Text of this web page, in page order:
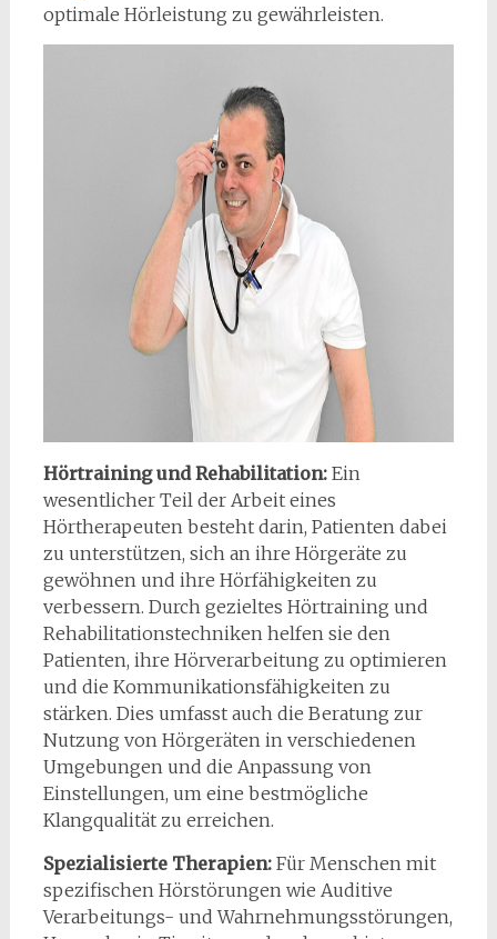
optimale Hörleistung zu gewährleisten.
Hörtraining und Rehabilitation:Ein
wesentlicher Teil der Arbeit eines
Hörtherapeuten besteht darin, Patienten dabei
zu unterstützen, sich an ihre Hörgeräte zu
gewöhnen und ihre Hörfähigkeiten zu
verbessern. Durch gezieltes Hörtraining und
Rehabilitationstechniken helfen sie den
Patienten, ihre Hörverarbeitung zu optimieren
und die Kommunikationsfähigkeiten zu
stärken. Dies umfasst auch die Beratung zur
Nutzung von Hörgeräten in verschiedenen
Umgebungen und die Anpassung von
Einstellungen, um eine bestmögliche
Klangqualität zu erreichen.
Spezialisierte Therapien:Für Menschen mit
spezifischen Hörstörungen wie Auditive
Verarbeitungs- und Wahrnehmungsstörungen,